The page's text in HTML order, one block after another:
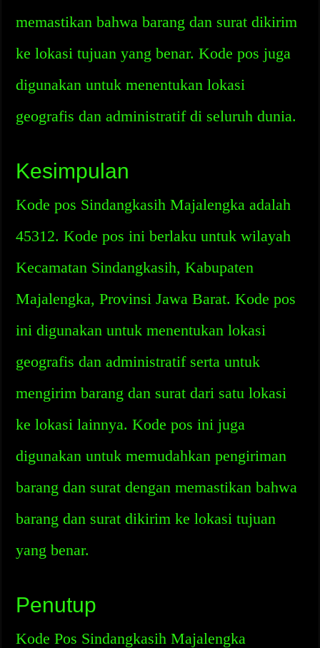
memastikan bahwa barang dan surat dikirim
ke lokasi tujuan yang benar. Kode pos juga
digunakan untuk menentukan lokasi
geografis dan administratif di seluruh dunia.
Kesimpulan
Kode pos Sindangkasih Majalengka adalah
45312. Kode pos ini berlaku untuk wilayah
Kecamatan Sindangkasih, Kabupaten
Majalengka, Provinsi Jawa Barat. Kode pos
ini digunakan untuk menentukan lokasi
geografis dan administratif serta untuk
mengirim barang dan surat dari satu lokasi
ke lokasi lainnya. Kode pos ini juga
digunakan untuk memudahkan pengiriman
barang dan surat dengan memastikan bahwa
barang dan surat dikirim ke lokasi tujuan
yang benar.
Penutup
Kode Pos Sindangkasih Majalengka